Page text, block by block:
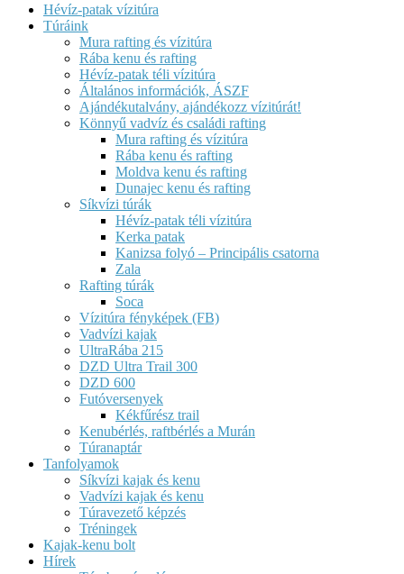
Hévíz-patak vízitúra
Túráink
Mura rafting és vízitúra
Rába kenu és rafting
Hévíz-patak téli vízitúra
Általános információk, ÁSZF
Ajándékutalvány, ajándékozz vízitúrát!
Könnyű vadvíz és családi rafting
Mura rafting és vízitúra
Rába kenu és rafting
Moldva kenu és rafting
Dunajec kenu és rafting
Síkvízi túrák
Hévíz-patak téli vízitúra
Kerka patak
Kanizsa folyó – Principális csatorna
Zala
Rafting túrák
Soca
Vízitúra fényképek (FB)
Vadvízi kajak
UltraRába 215
DZD Ultra Trail 300
DZD 600
Futóversenyek
Kékfűrész trail
Kenubérlés, raftbérlés a Murán
Túranaptár
Tanfolyamok
Síkvízi kajak és kenu
Vadvízi kajak és kenu
Túravezető képzés
Tréningek
Kajak-kenu bolt
Hírek